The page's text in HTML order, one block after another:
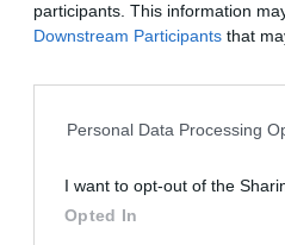
participants. This information
Downstream Participants that
Personal Data Processing
I want to opt-out of the
Opted In